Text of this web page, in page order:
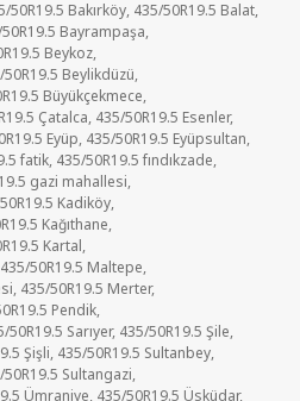
50R19.5 Bakırköy, 435/50R19.5 Balat,
Bayrampaşa,
Beykoz,
50R19.5 Beylikdüzü,
Büyükçekmece,
Çatalca, 435/50R19.5 Esenler,
Eyüp, 435/50R19.5 Eyüpsultan,
fatik, 435/50R19.5 fındıkzade,
gazi mahallesi,
Kadiköy,
Kağıthane,
Kartal,
435/50R19.5 Maltepe,
, 435/50R19.5 Merter,
Pendik,
50R19.5 Sarıyer, 435/50R19.5 Şile,
Şişli, 435/50R19.5 Sultanbey,
50R19.5 Sultangazi,
Ümraniye, 435/50R19.5 Üsküdar,